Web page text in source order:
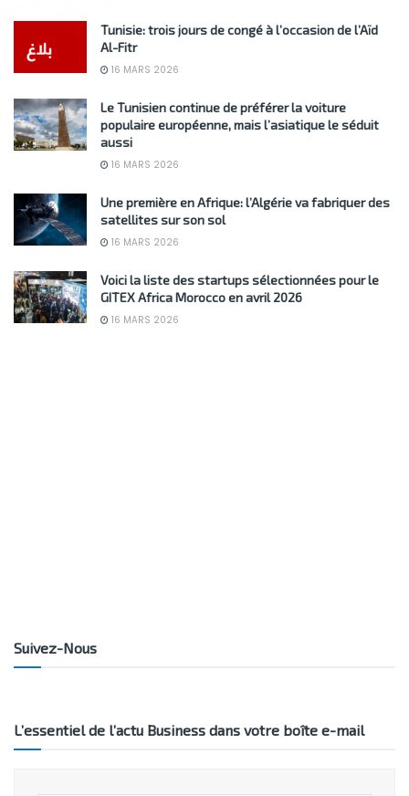
Tunisie: trois jours de congé à l’occasion de l’Aïd
Al-Fitr
16 MARS 2026
Le Tunisien continue de préférer la voiture
populaire européenne, mais l’asiatique le séduit
aussi
16 MARS 2026
Une première en Afrique: l’Algérie va fabriquer des
satellites sur son sol
16 MARS 2026
Voici la liste des startups sélectionnées pour le
GITEX Africa Morocco en avril 2026
16 MARS 2026
Suivez-Nous
L’essentiel de l’actu Business dans votre boîte e-mail